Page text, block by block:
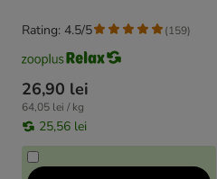
26,90 lei
64,05 lei / kg
25,56 lei
Rating: 4.5/5 (159)